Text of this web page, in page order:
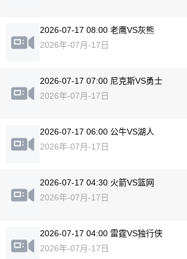
2026-07-17 08:00 老鹰VS灰熊
2026年-07月-17日
2026-07-17 07:00 尼克斯VS勇士
2026年-07月-17日
2026-07-17 06:00 公牛VS湖人
2026年-07月-17日
2026-07-17 04:30 火箭VS篮网
2026年-07月-17日
2026-07-17 04:00 雷霆VS独行侠
2026年-07月-17日